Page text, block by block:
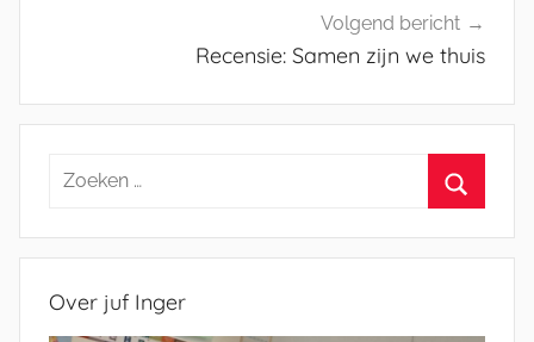
Volgend bericht
Recensie: Samen zijn we thuis
Zoeken
Over juf Inger